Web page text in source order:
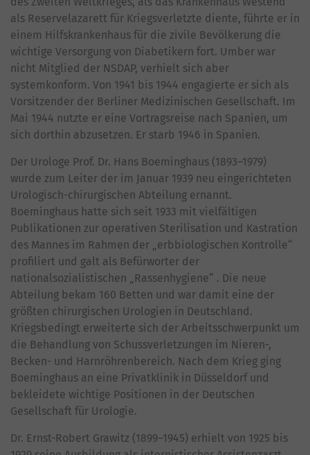
als Reservelazarett für Kriegsverletzte diente, führte er in
einem Hilfskrankenhaus für die zivile Bevölkerung die
wichtige Versorgung von Diabetikern fort. Umber war
nicht Mitglied der NSDAP, verhielt sich aber
systemkonform. Von 1941 bis 1944 engagierte er sich als
Vorsitzender der Berliner Medizinischen Gesellschaft. Im
Mai 1944 nutzte er eine Vortragsreise nach Spanien, um
sich dorthin abzusetzen. Er starb 1946 in Spanien.
Der Urologe Prof. Dr. Hans Boeminghaus (1893–1979)
wurde zum Leiter der im Januar 1939 neu eingerichteten
Urologisch-chirurgischen Abteilung ernannt.
Boeminghaus hatte sich seit 1933 mit vielfältigen
Publikationen zur operativen Sterilisation und Kastration
des Mannes im Rahmen der „erbbiologischen Kontrolle“
profiliert und galt als Befürworter der
nationalsozialistischen „Rassenhygiene“ . Die neue
Abteilung bekam 160 Betten und war damit eine der
größten chirurgischen Urologien in Deutschland.
Kriegsbedingt erweiterte sich der Arbeitsschwerpunkt um
die Behandlung von Schussverletzungen im Nieren-,
Becken- und Harnröhrenbereich. Nach dem Krieg ging
Boeminghaus an eine Privatklinik in Düsseldorf und
bekleidete wichtige Positionen in der Deutschen
Gesellschaft für Urologie.
Dr. Ernst-Robert Grawitz (1899–1945) erhielt von 1925 bis